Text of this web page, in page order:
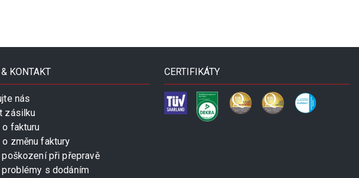
KONTAKT
nás
zásilku
o fakturu
o změnu faktury
poškození při přepravě
problémy s dodáním
CERTIFIKÁTY